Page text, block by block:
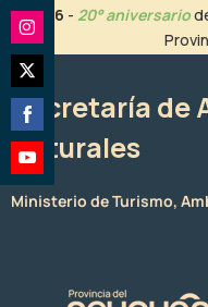
contenido
2026 - 20° aniversario
Secretaría de
Naturales
Ministerio de Turismo,
Share
on
Instagram
Share
on
Twitter
Share
on
Facebook
Share
on